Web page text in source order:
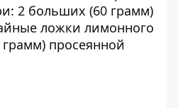
2 больших (60 грамм)
ложки лимонного
просеянной